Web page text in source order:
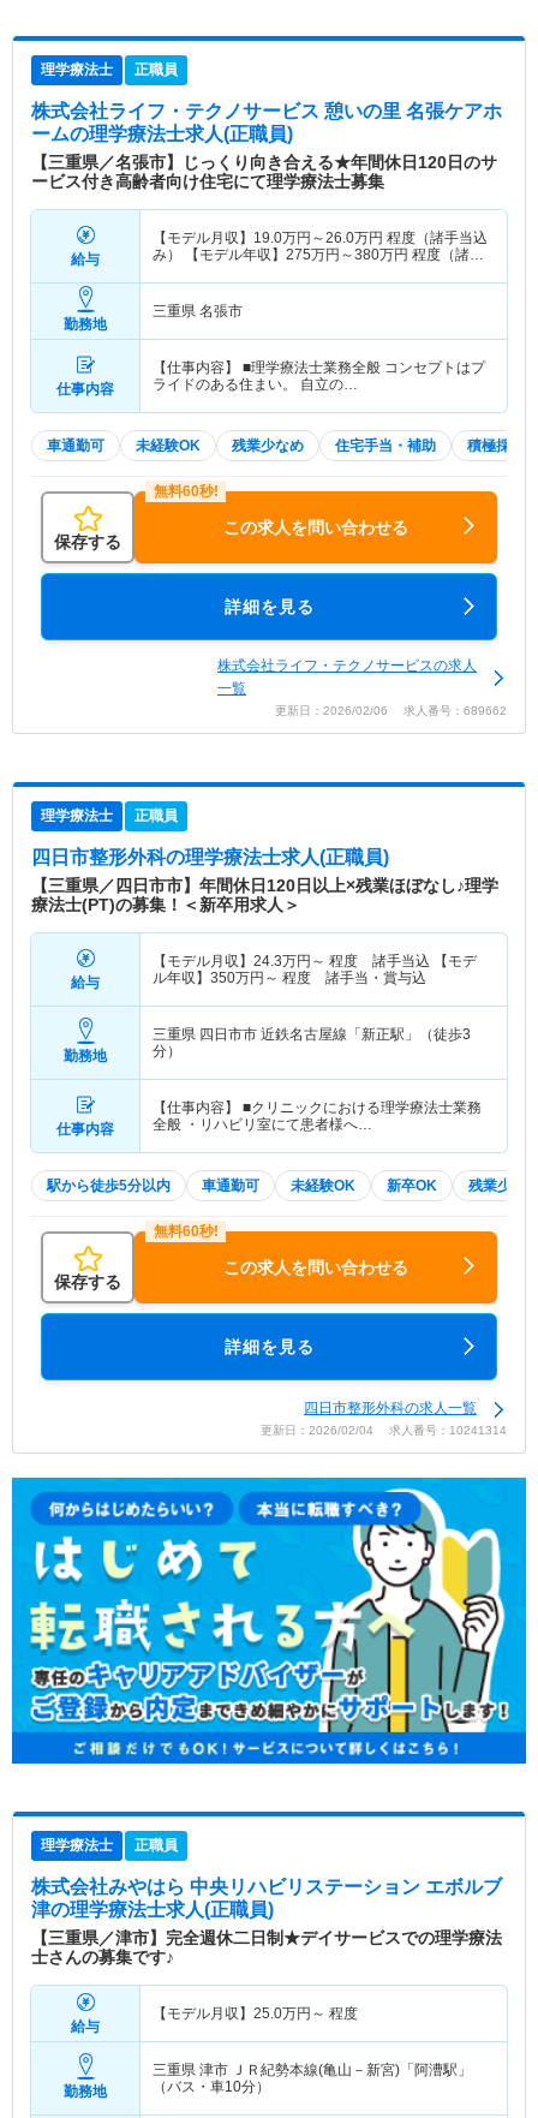
理学療法士 正職員
株式会社ライフ・テクノサービス 憩いの里 名張ケアホ
ームの理学療法士求人(正職員)
【三重県／名張市】じっくり向き合える★年間休日120日のサ
ービス付き高齢者向け住宅にて理学療法士募集
給与
【モデル月収】 19.0万円～26.0万円 程度（諸手当込
み） 【モデル年収】 275万円～380万円 程度（諸手
勤務地
三重県 名張市
仕事内容
【仕事内容】 ■理学療法士業務全般 コンセプトはプ
ライドのある住まい。 自立の…
車通勤可 未経験OK 残業少なめ 住宅手当・補助 積極採用中
保存する
この求人を問い合わせる
詳細を見る
株式会社ライフ・テクノサービスの求人
一覧
更新日：2026/02/06 求人番号：689662
理学療法士 正職員
四日市整形外科の理学療法士求人(正職員)
【三重県／四日市市】年間休日120日以上×残業ほぼなし♪理学
療法士(PT)の募集！＜新卒用求人＞
給与
【モデル月収】 24.3万円～ 程度 諸手当込 【モデ
ル年収】 350万円～ 程度 諸手当・賞与込
勤務地
三重県 四日市市 近鉄名古屋線「新正駅」（徒歩3
分）
仕事内容
【仕事内容】 ■クリニックにおける理学療法士業務
全般 ・リハビリ室にて患者様へ…
駅から徒歩5分以内 車通勤可 未経験OK 新卒OK 残業少な
保存する
この求人を問い合わせる
詳細を見る
四日市整形外科の求人一覧
更新日：2026/02/04 求人番号：10241314
理学療法士 正職員
株式会社みやはら 中央リハビリステーション エボルブ
津の理学療法士求人(正職員)
【三重県／津市】完全週休二日制★デイサービスでの理学療法
士さんの募集です♪
給与
【モデル月収】 25.0万円～ 程度
勤務地
三重県 津市 ＪＲ紀勢本線(亀山－新宮)「阿漕駅」
（バス・車10分）